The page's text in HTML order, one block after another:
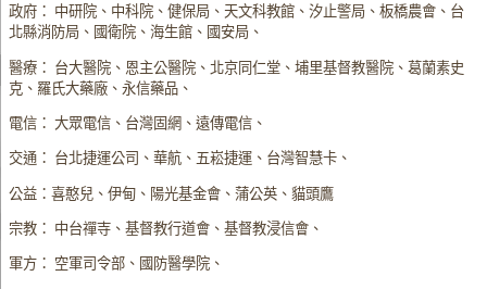
政府： 中研院、中科院、健保局、天文科教館、汐止警局、板橋農會、台
北縣消防局、國衛院、海生館、國安局、
醫療： 台大醫院、恩主公醫院、北京同仁堂、埔里基督教醫院、葛蘭素史
克、羅氏大藥廠、永信藥品、
電信： 大眾電信、台灣固網、遠傳電信、
交通： 台北捷運公司、華航、五崧捷運、台灣智慧卡、
公益：喜憨兒、伊甸、陽光基金會、蒲公英、貓頭鷹
宗教： 中台禪寺、基督教行道會、基督教浸信會、
軍方： 空軍司令部、國防醫學院、